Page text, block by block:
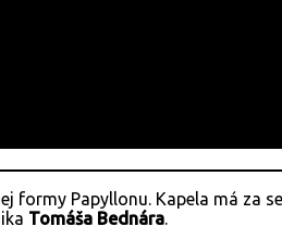
formy Papyllonu. Kapela má za
Tomáša Bednára.